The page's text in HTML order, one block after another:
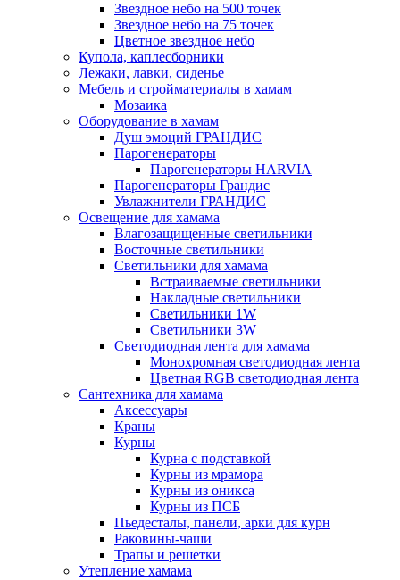
Звездное небо на 500 точек
Звездное небо на 75 точек
Цветное звездное небо
Купола, каплесборники
Лежаки, лавки, сиденье
Мебель и стройматериалы в хамам
Мозаика
Оборудование в хамам
Душ эмоций ГРАНДИС
Парогенераторы
Парогенераторы HARVIA
Парогенераторы Грандис
Увлажнители ГРАНДИС
Освещение для хамама
Влагозащищенные светильники
Восточные светильники
Светильники для хамама
Встраиваемые светильники
Накладные светильники
Светильники 1W
Светильники 3W
Светодиодная лента для хамама
Монохромная светодиодная лента
Цветная RGB светодиодная лента
Сантехника для хамама
Аксессуары
Краны
Курны
Курна с подставкой
Курны из мрамора
Курны из оникса
Курны из ПСБ
Пьедесталы, панели, арки для курн
Раковины-чаши
Трапы и решетки
Утепление хамама